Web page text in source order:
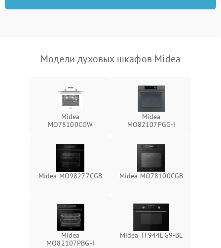
Модели духовых шкафов Midea
Midea
MO78100CGW
Midea
MO82107PGG-I
Midea MO98277CGB Midea MO78100CGB
Midea
MO82107PBG-I
Midea TF944EG9-BL